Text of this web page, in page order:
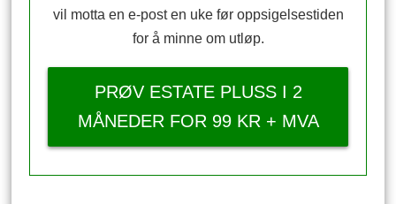
vil motta en e-post en uke før oppsigelsestiden
for å minne om utløp.
PRØV ESTATE PLUSS I 2
MÅNEDER FOR 99 KR + MVA